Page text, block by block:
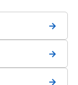
→
→
→